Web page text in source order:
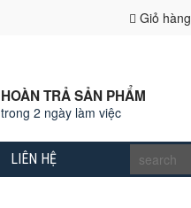
Giỏ hàng
HOÀN TRẢ SẢN PHẨM
trong 2 ngày làm việc
LIÊN HỆ